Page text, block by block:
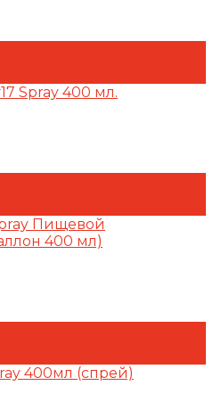
Spray 400 мл.
Пищевой
400 мл)
400мл (спрей)